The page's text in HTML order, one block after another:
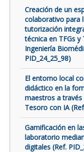
Creación de un
colaborativo para
tutorización
técnica en TFGs y
Ingeniería
PID_24_25_98)
El entorno local
didáctico en la
maestros a través
Tesoro con IA
Gamificación en
laboratorio
digitales (Ref.